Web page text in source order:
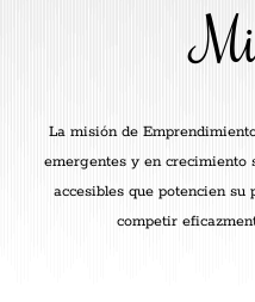
La misión de
emergentes y en crecimiento
accesibles que potencien
competir